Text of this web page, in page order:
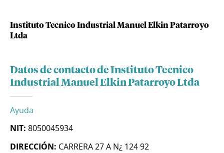
Instituto Tecnico Industrial Manuel Elkin Patarroyo
Ltda
Datos de contacto de Instituto Tecnico
Industrial Manuel Elkin Patarroyo Ltda
Ayuda
NIT: 8050045934
DIRECCIÓN: CARRERA 27 A N¿ 124 92